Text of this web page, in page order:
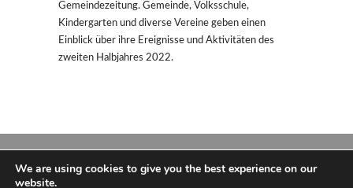
Gemeindezeitung. Gemeinde, Volksschule,
Kindergarten und diverse Vereine geben einen
Einblick über ihre Ereignisse und Aktivitäten des
zweiten Halbjahres 2022.
We are using cookies to give you the best experience on our
website.